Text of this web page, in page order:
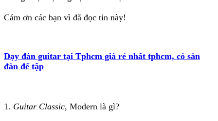
Cám ơn các bạn vì đã đọc tin này!
Dạy đàn guitar tại Tphcm giá rẻ nhất tphcm, có sẳn
đàn để tập
1. Guitar Classic, Modern là gì?